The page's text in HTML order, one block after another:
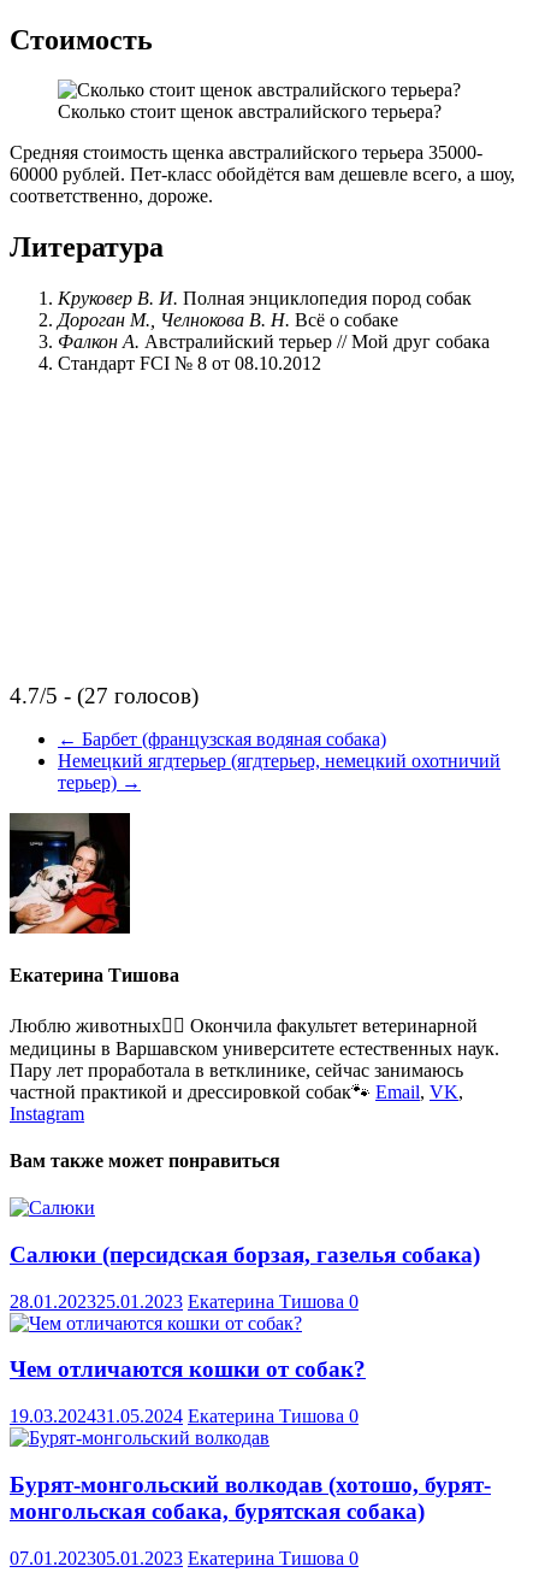
Стоимость
Сколько стоит щенок австралийского терьера?
Средняя стоимость щенка австралийского терьера 35000-
60000 рублей. Пет-класс обойдётся вам дешевле всего, а шоу,
соответственно, дороже.
Литература
Круковер В. И. Полная энциклопедия пород собак
Дороган М., Челнокова В. Н. Всё о собаке
Фалкон А. Австралийский терьер // Мой друг собака
Стандарт FCI № 8 от 08.10.2012
4.7/5 - (27 голосов)
← Барбет (французская водяная собака)
Немецкий ягдтерьер (ягдтерьер, немецкий охотничий
терьер) →
Екатерина Тишова
Люблю животных🐕‍🦺 Окончила факультет ветеринарной
медицины в Варшавском университете естественных наук.
Пару лет проработала в ветклинике, сейчас занимаюсь
частной практикой и дрессировкой собак🐾 Email, VK,
Instagram
Вам также может понравиться
Салюки (персидская борзая, газелья собака)
28.01.202325.01.2023 Екатерина Тишова 0
Чем отличаются кошки от собак?
19.03.202431.05.2024 Екатерина Тишова 0
Бурят-монгольский волкодав (хотошо, бурят-
монгольская собака, бурятская собака)
07.01.202305.01.2023 Екатерина Тишова 0